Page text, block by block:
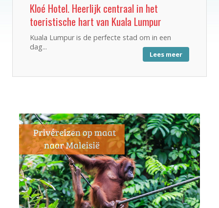
Kloé Hotel. Heerlijk centraal in het
toeristische hart van Kuala Lumpur
Kuala Lumpur is de perfecte stad om in een
dag...
Lees meer